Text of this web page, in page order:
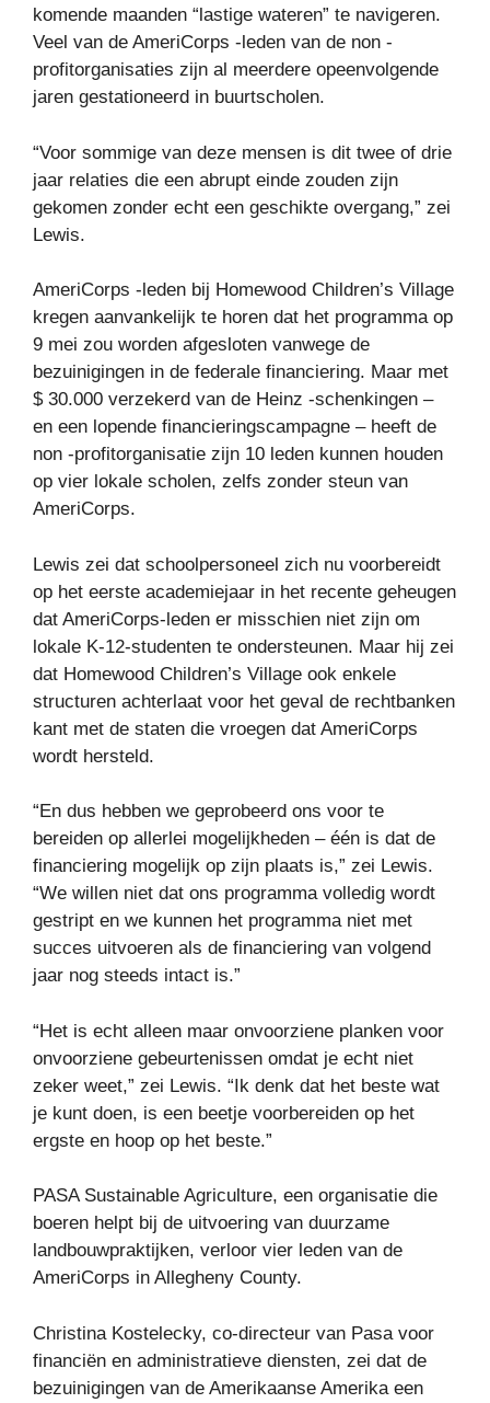
komende maanden “lastige wateren” te navigeren.
Veel van de AmeriCorps -leden van de non -
profitorganisaties zijn al meerdere opeenvolgende
jaren gestationeerd in buurtscholen.
“Voor sommige van deze mensen is dit twee of drie
jaar relaties die een abrupt einde zouden zijn
gekomen zonder echt een geschikte overgang,” zei
Lewis.
AmeriCorps -leden bij Homewood Children’s Village
kregen aanvankelijk te horen dat het programma op
9 mei zou worden afgesloten vanwege de
bezuinigingen in de federale financiering. Maar met
$ 30.000 verzekerd van de Heinz -schenkingen –
en een lopende financieringscampagne – heeft de
non -profitorganisatie zijn 10 leden kunnen houden
op vier lokale scholen, zelfs zonder steun van
AmeriCorps.
Lewis zei dat schoolpersoneel zich nu voorbereidt
op het eerste academiejaar in het recente geheugen
dat AmeriCorps-leden er misschien niet zijn om
lokale K-12-studenten te ondersteunen. Maar hij zei
dat Homewood Children’s Village ook enkele
structuren achterlaat voor het geval de rechtbanken
kant met de staten die vroegen dat AmeriCorps
wordt hersteld.
“En dus hebben we geprobeerd ons voor te
bereiden op allerlei mogelijkheden – één is dat de
financiering mogelijk op zijn plaats is,” zei Lewis.
“We willen niet dat ons programma volledig wordt
gestript en we kunnen het programma niet met
succes uitvoeren als de financiering van volgend
jaar nog steeds intact is.”
“Het is echt alleen maar onvoorziene planken voor
onvoorziene gebeurtenissen omdat je echt niet
zeker weet,” zei Lewis. “Ik denk dat het beste wat
je kunt doen, is een beetje voorbereiden op het
ergste en hoop op het beste.”
PASA Sustainable Agriculture, een organisatie die
boeren helpt bij de uitvoering van duurzame
landbouwpraktijken, verloor vier leden van de
AmeriCorps in Allegheny County.
Christina Kostelecky, co-directeur van Pasa voor
financiën en administratieve diensten, zei dat de
bezuinigingen van de Amerikaanse Amerika een